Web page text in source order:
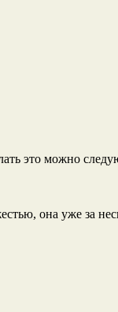
это можно
она уже за